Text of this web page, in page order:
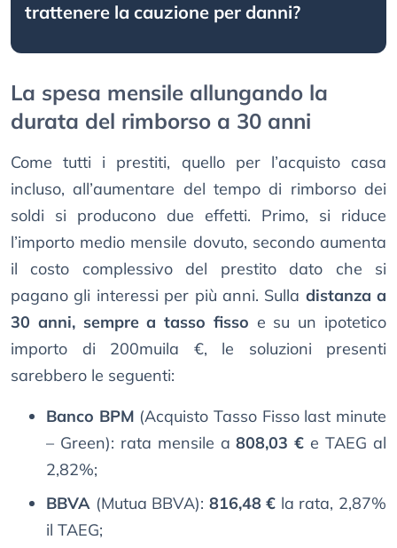
trattenere la cauzione per danni?
La spesa mensile allungando la
durata del rimborso a 30 anni
Come tutti i prestiti, quello per l’acquisto casa
incluso, all’aumentare del tempo di rimborso dei
soldi si producono due effetti. Primo, si riduce
l’importo medio mensile dovuto, secondo aumenta
il costo complessivo del prestito dato che si
pagano gli interessi per più anni. Sulla distanza a
30 anni, sempre a tasso fisso e su un ipotetico
importo di 200muila €, le soluzioni presenti
sarebbero le seguenti:
Banco BPM (Acquisto Tasso Fisso last minute
– Green): rata mensile a808,03 € e TAEG al
2,82%;
BBVA (Mutua BBVA): 816,48 € la rata, 2,87%
il TAEG;